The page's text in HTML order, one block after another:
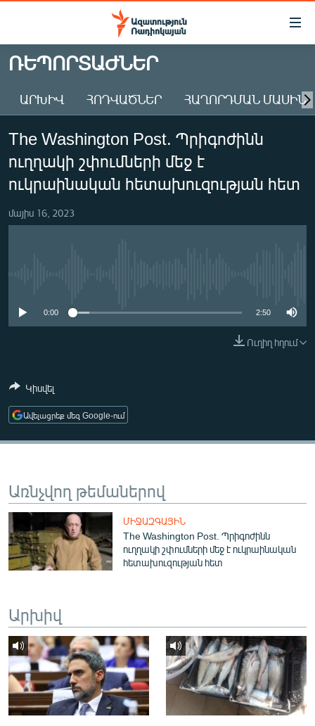
Մատչելիության
Անցնել
հիմնական
Անցնել
հիմնական
մենյուին
ԱԶԱՏՈՒԹՅՈՒՆ TV
ՀԱՅԱՍՏԱՆ
ԸՆՏՐՈՒԹՅՈՒՆՆԵՐ 2026
ԻՐԱՎՈՒՆՔ
ՏՆՏԵՍՈՒԹՅՈՒՆ
ՄԻՋԱԶԳԱՅԻՆ
ՄԵԿՆԱԲԱՆՈՒԹՅՈՒՆ
ՏՏ ԵՒ ԻՆՏԵՐՆԵՏ
ՏԵՍԱՆՅՈՒԹԵՐ
ԲԱՆԱՎԵՃ
ՁԳՏԵԼՈՎ ԼԱՎԱԳՈՒՅՆԻՆ
Հայերեն
English
Русский
ՀԵՏԵՎԵՔ ՄԵԶ
ՌԵՊՈՐՏԱԺՆԵՐ
ԱՐԽԻՎ ՀՈԴՎԱԾՆԵՐ ՀԱՂՈՐԴՄԱՆ ՄԱՍԻՆ
The Washington Post. Պրիգոժինն
ուղղակի շփումների մեջ է
ուկրաինական հետախուզության հետ
մայիս 16, 2023
0:00 2:50
Ուղիղ հղում
Կիսվել
Ավելացրեք մեզ Google-ում
Առնչվող թեմաներով
ՄԻՋԱԶԳԱՅԻՆ
The Washington Post. Պրիգոժինն
ուղղակի շփումների մեջ է ուկրաինական
հետախուզության հետ
Արխիվ